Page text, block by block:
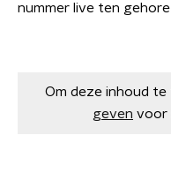
nummer live ten
Om deze inhoud
geven voor